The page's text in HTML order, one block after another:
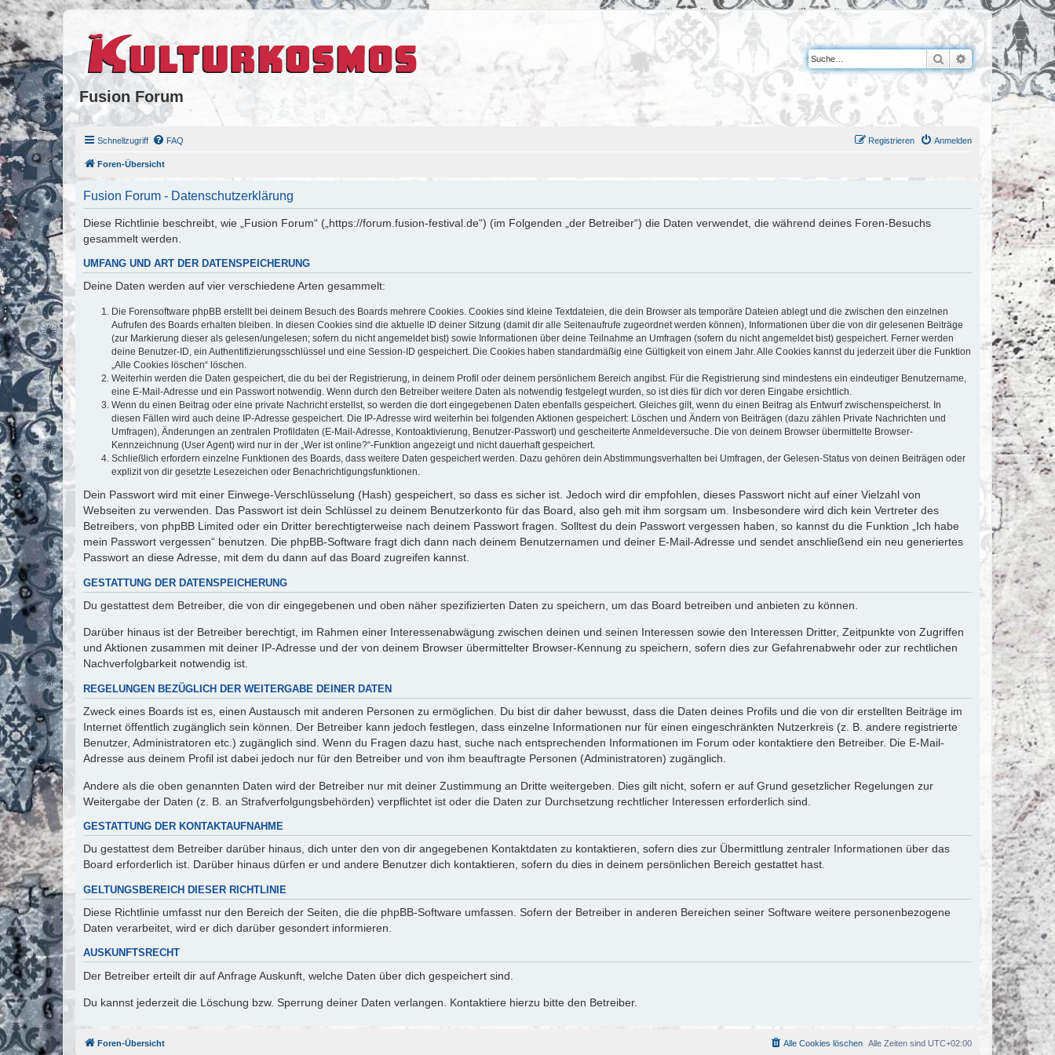
Fusion Forum
Suche Erweiterte Suche
Schnellzugriff FAQ Anmelden
Registrieren
Foren-Übersicht
Fusion Forum - Datenschutzerklärung
Diese Richtlinie beschreibt, wie „Fusion Forum“ („https://forum.fusion-festival.de“) (im Folgenden „der Betreiber“) die Daten verwendet, die während deines Foren-Besuchs
gesammelt werden.
UMFANG UND ART DER DATENSPEICHERUNG
Deine Daten werden auf vier verschiedene Arten gesammelt:
Die Forensoftware phpBB erstellt bei deinem Besuch des Boards mehrere Cookies. Cookies sind kleine Textdateien, die dein Browser als temporäre Dateien ablegt und die zwischen den einzelnen
Aufrufen des Boards erhalten bleiben. In diesen Cookies sind die aktuelle ID deiner Sitzung (damit dir alle Seitenaufrufe zugeordnet werden können), Informationen über die von dir gelesenen Beiträge
(zur Markierung dieser als gelesen/ungelesen; sofern du nicht angemeldet bist) sowie Informationen über deine Teilnahme an Umfragen (sofern du nicht angemeldet bist) gespeichert. Ferner werden
deine Benutzer-ID, ein Authentifizierungsschlüssel und eine Session-ID gespeichert. Die Cookies haben standardmäßig eine Gültigkeit von einem Jahr. Alle Cookies kannst du jederzeit über die Funktion
„Alle Cookies löschen“ löschen.
Weiterhin werden die Daten gespeichert, die du bei der Registrierung, in deinem Profil oder deinem persönlichem Bereich angibst. Für die Registrierung sind mindestens ein eindeutiger Benutzername,
eine E-Mail-Adresse und ein Passwort notwendig. Wenn durch den Betreiber weitere Daten als notwendig festgelegt wurden, so ist dies für dich vor deren Eingabe ersichtlich.
Wenn du einen Beitrag oder eine private Nachricht erstellst, so werden die dort eingegebenen Daten ebenfalls gespeichert. Gleiches gilt, wenn du einen Beitrag als Entwurf zwischenspeicherst. In
diesen Fällen wird auch deine IP-Adresse gespeichert. Die IP-Adresse wird weiterhin bei folgenden Aktionen gespeichert: Löschen und Ändern von Beiträgen (dazu zählen Private Nachrichten und
Umfragen), Änderungen an zentralen Profildaten (E-Mail-Adresse, Kontoaktivierung, Benutzer-Passwort) und gescheiterte Anmeldeversuche. Die von deinem Browser übermittelte Browser-
Kennzeichnung (User Agent) wird nur in der „Wer ist online?“-Funktion angezeigt und nicht dauerhaft gespeichert.
Schließlich erfordern einzelne Funktionen des Boards, dass weitere Daten gespeichert werden. Dazu gehören dein Abstimmungsverhalten bei Umfragen, der Gelesen-Status von deinen Beiträgen oder
explizit von dir gesetzte Lesezeichen oder Benachrichtigungsfunktionen.
Dein Passwort wird mit einer Einwege-Verschlüsselung (Hash) gespeichert, so dass es sicher ist. Jedoch wird dir empfohlen, dieses Passwort nicht auf einer Vielzahl von
Webseiten zu verwenden. Das Passwort ist dein Schlüssel zu deinem Benutzerkonto für das Board, also geh mit ihm sorgsam um. Insbesondere wird dich kein Vertreter des
Betreibers, von phpBB Limited oder ein Dritter berechtigterweise nach deinem Passwort fragen. Solltest du dein Passwort vergessen haben, so kannst du die Funktion „Ich habe
mein Passwort vergessen“ benutzen. Die phpBB-Software fragt dich dann nach deinem Benutzernamen und deiner E-Mail-Adresse und sendet anschließend ein neu generiertes
Passwort an diese Adresse, mit dem du dann auf das Board zugreifen kannst.
GESTATTUNG DER DATENSPEICHERUNG
Du gestattest dem Betreiber, die von dir eingegebenen und oben näher spezifizierten Daten zu speichern, um das Board betreiben und anbieten zu können.
Darüber hinaus ist der Betreiber berechtigt, im Rahmen einer Interessenabwägung zwischen deinen und seinen Interessen sowie den Interessen Dritter, Zeitpunkte von Zugriffen
und Aktionen zusammen mit deiner IP-Adresse und der von deinem Browser übermittelter Browser-Kennung zu speichern, sofern dies zur Gefahrenabwehr oder zur rechtlichen
Nachverfolgbarkeit notwendig ist.
REGELUNGEN BEZÜGLICH DER WEITERGABE DEINER DATEN
Zweck eines Boards ist es, einen Austausch mit anderen Personen zu ermöglichen. Du bist dir daher bewusst, dass die Daten deines Profils und die von dir erstellten Beiträge im
Internet öffentlich zugänglich sein können. Der Betreiber kann jedoch festlegen, dass einzelne Informationen nur für einen eingeschränkten Nutzerkreis (z. B. andere registrierte
Benutzer, Administratoren etc.) zugänglich sind. Wenn du Fragen dazu hast, suche nach entsprechenden Informationen im Forum oder kontaktiere den Betreiber. Die E-Mail-
Adresse aus deinem Profil ist dabei jedoch nur für den Betreiber und von ihm beauftragte Personen (Administratoren) zugänglich.
Andere als die oben genannten Daten wird der Betreiber nur mit deiner Zustimmung an Dritte weitergeben. Dies gilt nicht, sofern er auf Grund gesetzlicher Regelungen zur
Weitergabe der Daten (z. B. an Strafverfolgungsbehörden) verpflichtet ist oder die Daten zur Durchsetzung rechtlicher Interessen erforderlich sind.
GESTATTUNG DER KONTAKTAUFNAHME
Du gestattest dem Betreiber darüber hinaus, dich unter den von dir angegebenen Kontaktdaten zu kontaktieren, sofern dies zur Übermittlung zentraler Informationen über das
Board erforderlich ist. Darüber hinaus dürfen er und andere Benutzer dich kontaktieren, sofern du dies in deinem persönlichen Bereich gestattet hast.
GELTUNGSBEREICH DIESER RICHTLINIE
Diese Richtlinie umfasst nur den Bereich der Seiten, die die phpBB-Software umfassen. Sofern der Betreiber in anderen Bereichen seiner Software weitere personenbezogene
Daten verarbeitet, wird er dich darüber gesondert informieren.
AUSKUNFTSRECHT
Der Betreiber erteilt dir auf Anfrage Auskunft, welche Daten über dich gespeichert sind.
Du kannst jederzeit die Löschung bzw. Sperrung deiner Daten verlangen. Kontaktiere hierzu bitte den Betreiber.
Foren-Übersicht Alle Zeiten sind UTC+02:00
Alle Cookies löschen